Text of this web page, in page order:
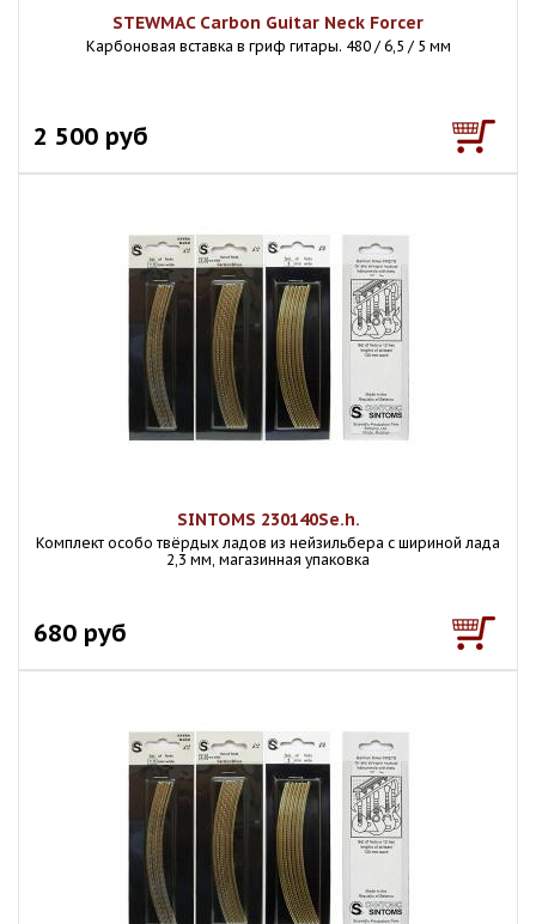
STEWMAC Carbon Guitar Neck Forcer
Карбоновая вставка в гриф гитары. 480 / 6,5 / 5 мм
2 500 руб
SINTOMS 230140Se.h.
Комплект особо твёрдых ладов из нейзильбера с шириной лада
2,3 мм, магазинная упаковка
680 руб